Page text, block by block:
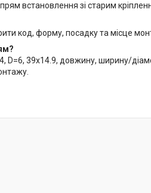
встановлення зі старим
код, форму, посадку та місце
D=6, 39x14.9, довжину, ширину/